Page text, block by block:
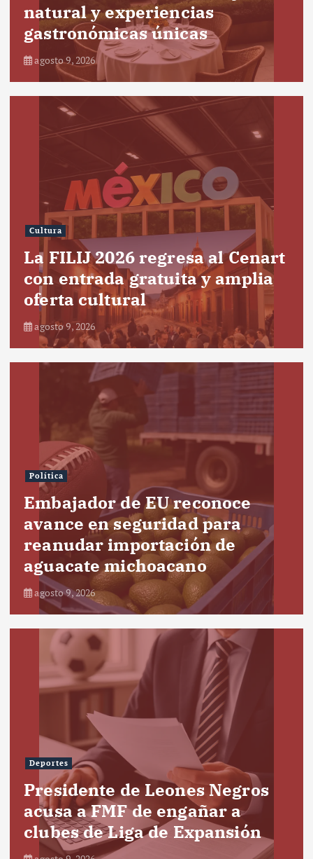
natural y experiencias
gastronómicas únicas
agosto 9, 2026
Cultura
La FILIJ 2026 regresa al Cenart
con entrada gratuita y amplia
oferta cultural
agosto 9, 2026
Política
Embajador de EU reconoce
avance en seguridad para
reanudar importación de
aguacate michoacano
agosto 9, 2026
Deportes
Presidente de Leones Negros
acusa a FMF de engañar a
clubes de Liga de Expansión